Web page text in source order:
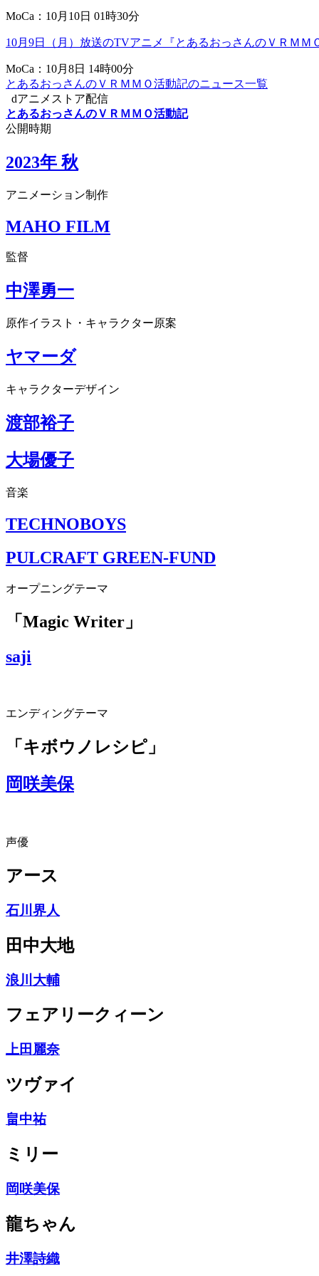
MoCa：10月10日 01時30分
10月9日（月）放送のTVアニメ『とあるおっさんのＶＲＭ
MoCa：10月8日 14時00分
とあるおっさんのＶＲＭＭＯ活動記のニュース一覧
dアニメストア配信
とあるおっさんのＶＲＭＭＯ活動記
公開時期
2023年 秋
アニメーション制作
MAHO FILM
監督
中澤勇一
原作イラスト・キャラクター原案
ヤマーダ
キャラクターデザイン
渡部裕子
大場優子
音楽
TECHNOBOYS
PULCRAFT GREEN-FUND
オープニングテーマ
「Magic Writer」
saji
エンディングテーマ
「キボウノレシピ」
岡咲美保
声優
アース
石川界人
田中大地
浪川大輔
フェアリークィーン
上田麗奈
ツヴァイ
畠中祐
ミリー
岡咲美保
龍ちゃん
井澤詩織